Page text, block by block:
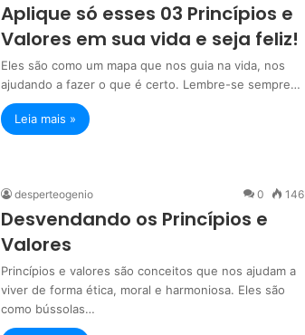
Aplique só esses 03 Princípios e
Valores em sua vida e seja feliz!
Eles são como um mapa que nos guia na vida, nos
ajudando a fazer o que é certo. Lembre-se sempre…
Leia mais »
desperteogenio 0 146
Desvendando os Princípios e
Valores
Princípios e valores são conceitos que nos ajudam a
viver de forma ética, moral e harmoniosa. Eles são
como bússolas…